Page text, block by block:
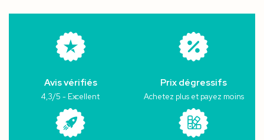
Avis vérifiés
4,3/5 - Excellent
Prix dégressifs
Achetez plus et payez moins